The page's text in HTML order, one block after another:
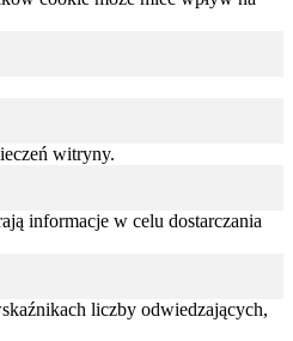
witryny.
informacje w celu dostarczania
liczby odwiedzających,